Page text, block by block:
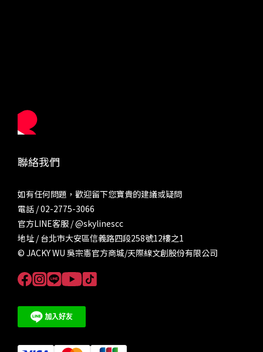
聯絡我們
如有任何問題，歡迎留下您寶貴的建議或疑問
電話 / 02-2775-3066
官方LINE客服 /@skylinescc
地址 / 台北市大安區信義路四段258號12樓之1
© JACKY WU 吳宗憲官方商城/天際線文創股份有限公司